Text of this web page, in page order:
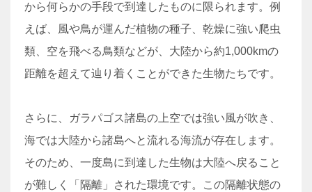
から何らかの手段で到達したものに限られます。例
えば、風や鳥が運んだ植物の種子、乾燥に強い爬虫
類、空を飛べる鳥類などが、大陸から約1,000kmの
距離を超えて辿り着くことができた生物たちです。
さらに、ガラパゴス諸島の上空では強い風が吹き、
海では大陸から諸島へと流れる海流が存在します。
そのため、一度島に到達した生物は大陸へ戻ること
が難しく「隔離」された環境です。この隔離状態の